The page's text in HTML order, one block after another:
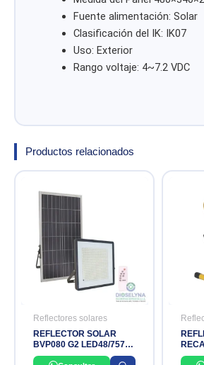
Fuente alimentación: Solar
Clasificación del IK: IK07
Uso: Exterior
Rango voltaje: 4~7.2 VDC
Productos relacionados
Reflectores solares
REFLECTOR SOLAR
BVP080 G2 LED48/757
200 32W IP65 4800LM